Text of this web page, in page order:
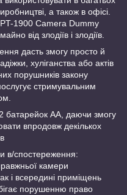
а також в офісі.
1900 Camera Dummy
від злодіїв і злодіїв.
дасть змогу просто й
хуліганства або актів
порушників закону
стримувальним
батарейок АА, даючи змогу
впродовж декількох
в/спостереження:
камери
і всередині приміщень
порушенню право